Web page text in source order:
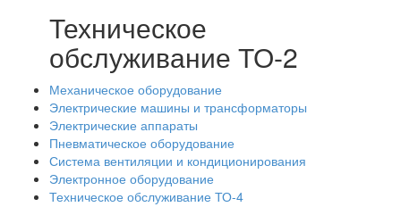
Техническое
обслуживание ТО-2
Механическое оборудование
Электрические машины и трансформаторы
Электрические аппараты
Пневматическое оборудование
Система вентиляции и кондиционирования
Электронное оборудование
Техническое обслуживание ТО-4